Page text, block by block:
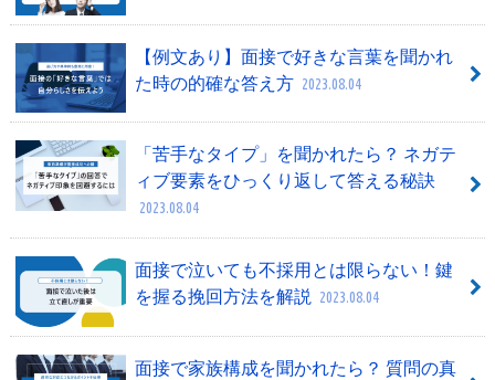
【例文あり】面接で好きな言葉を聞かれ
た時の的確な答え方 2023.08.04
「苦手なタイプ」を聞かれたら？ ネガテ
ィブ要素をひっくり返して答える秘訣
2023.08.04
面接で泣いても不採用とは限らない！鍵
を握る挽回方法を解説
2023.08.04
面接で家族構成を聞かれたら？ 質問の真